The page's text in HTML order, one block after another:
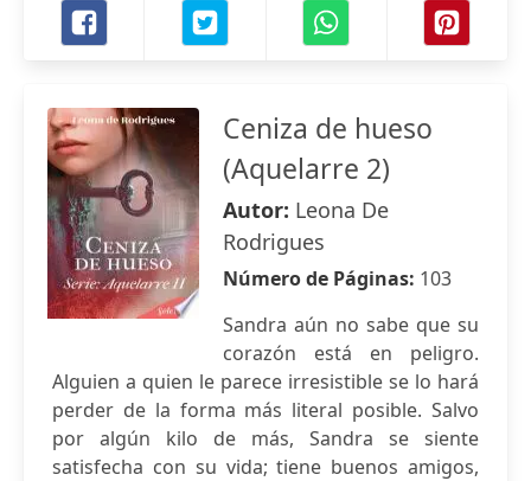
Ceniza de hueso
(Aquelarre 2)
Autor: Leona De
Rodrigues
Número de Páginas: 103
Sandra aún no sabe que su
corazón está en peligro.
Alguien a quien le parece irresistible se lo hará
perder de la forma más literal posible. Salvo
por algún kilo de más, Sandra se siente
satisfecha con su vida; tiene buenos amigos,